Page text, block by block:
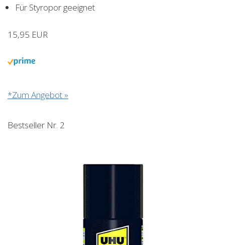
Für Styropor geeignet
15,95 EUR
*Zum Angebot »
Bestseller Nr. 2